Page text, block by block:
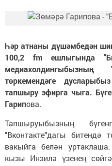
Һәр атнаны дүшәмбедән
100,2 fm ешлыгында
медиахолдингыбызның
төркемендәге
тапшыру эфирга чыга.
Гарипова.
Тапшыруыбызның
"Вконтакте"дагы
вакыйга белән
кызы Инзилә үзенең